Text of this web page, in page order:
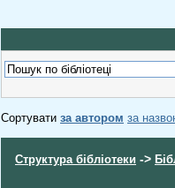
Сортувати за автором за
Структура бібліотеки ->